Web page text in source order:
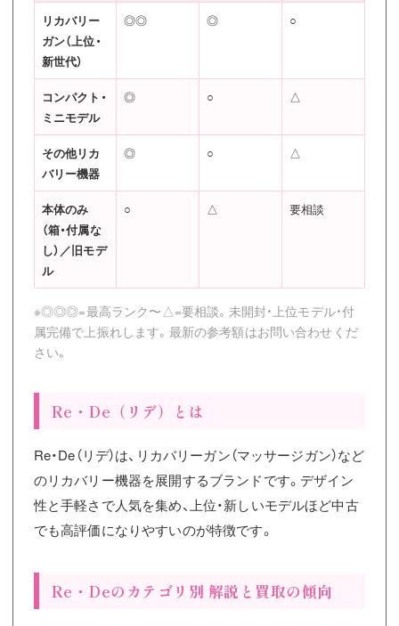
リカバリー
ガン（上位・
新世代）
◎◎ ◎ ○
コンパクト・
ミニモデル
◎ ○ △
その他リカ
バリー機器
◎ ○ △
本体のみ
（箱・付属な
し）／旧モデ
ル
○ △ 要相談
※◎◎◎=最高ランク〜△=要相談。未開封・上位モデル・付
属完備で上振れします。最新の参考額はお問い合わせくだ
さい。
Re・De（リデ）とは
Re・De（リデ）は、リカバリーガン（マッサージガン）など
のリカバリー機器を展開するブランドです。デザイン
性と手軽さで人気を集め、上位・新しいモデルほど中古
でも高評価になりやすいのが特徴です。
Re・Deのカテゴリ別 解説と買取の傾向